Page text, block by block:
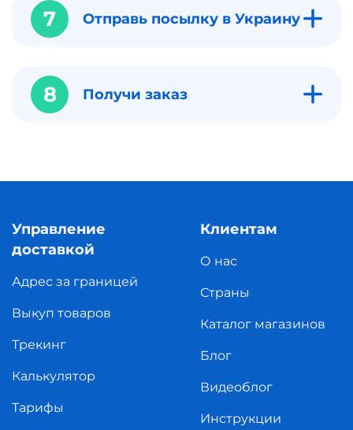
7 Отправь посылку в Украину
8 Получи заказ
Управление
доставкой
Адрес за границей
Выкуп товаров
Трекинг
Калькулятор
Тарифы
Клиентам
О нас
Страны
Каталог магазинов
Блог
Видеоблог
Инструкции